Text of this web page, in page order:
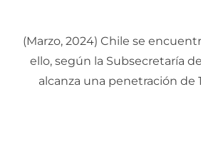
(Marzo, 2024) Chile se
ello, según la Subsecretaría
alcanza una penetración de